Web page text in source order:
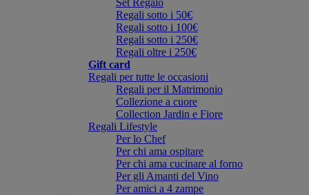
Set Regalo
Regali sotto i 50€
Regali sotto i 100€
Regali sotto i 250€
Regali oltre i 250€
Gift card
Regali per tutte le occasioni
Regali per il Matrimonio
Collezione a cuore
Collection Jardin e Fiore
Regali Lifestyle
Per lo Chef
Per chi ama ospitare
Per chi ama cucinare al forno
Per gli Amanti del Vino
Per amici a 4 zampe